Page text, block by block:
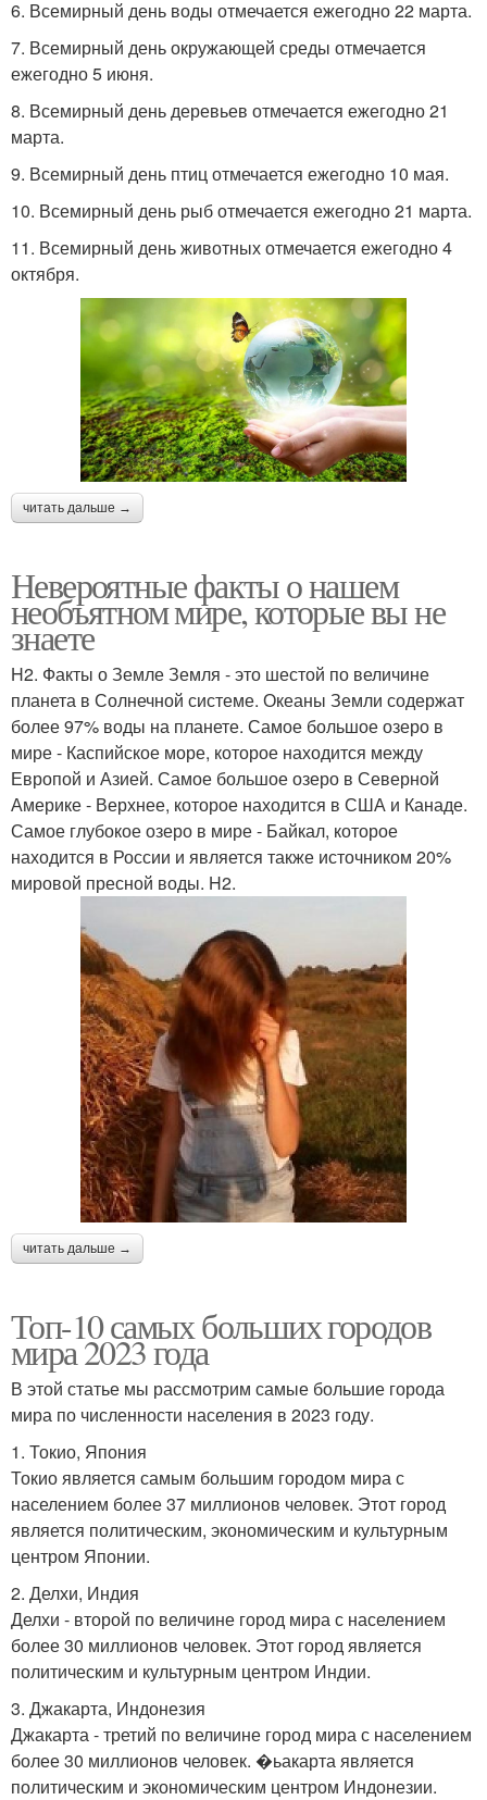
6. Всемирный день воды отмечается ежегодно 22 марта.
7. Всемирный день окружающей среды отмечается
ежегодно 5 июня.
8. Всемирный день деревьев отмечается ежегодно 21
марта.
9. Всемирный день птиц отмечается ежегодно 10 мая.
10. Всемирный день рыб отмечается ежегодно 21 марта.
11. Всемирный день животных отмечается ежегодно 4
октября.
читать дальше →
Невероятные факты о нашем
необъятном мире, которые вы не
знаете
H2. Факты о Земле Земля - это шестой по величине
планета в Солнечной системе. Океаны Земли содержат
более 97% воды на планете. Самое большое озеро в
мире - Каспийское море, которое находится между
Европой и Азией. Самое большое озеро в Северной
Америке - Верхнее, которое находится в США и Канаде.
Самое глубокое озеро в мире - Байкал, которое
находится в России и является также источником 20%
мировой пресной воды. H2.
читать дальше →
Топ-10 самых больших городов
мира 2023 года
В этой статье мы рассмотрим самые большие города
мира по численности населения в 2023 году.
1. Токио, Япония
Токио является самым большим городом мира с
населением более 37 миллионов человек. Этот город
является политическим, экономическим и культурным
центром Японии.
2. Делхи, Индия
Делхи - второй по величине город мира с населением
более 30 миллионов человек. Этот город является
политическим и культурным центром Индии.
3. Джакарта, Индонезия
Джакарта - третий по величине город мира с населением
более 30 миллионов человек. �ьакарта является
политическим и экономическим центром Индонезии.